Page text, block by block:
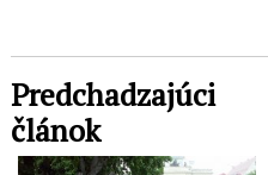
Predchadzajúci
článok